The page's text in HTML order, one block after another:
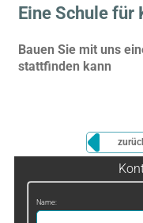
Eine Schule für
Bauen Sie mit uns
stattfinden kann
Name: